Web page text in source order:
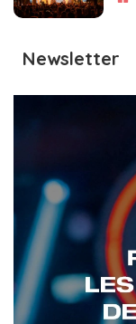
Newsletter